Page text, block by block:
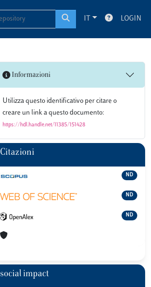
IT LOGIN
Informazioni
Utilizza questo identificativo per citare o
creare un link a questo documento:
https://hdl.handle.net/11385/151428
Citazioni
ND
ND
ND
social impact